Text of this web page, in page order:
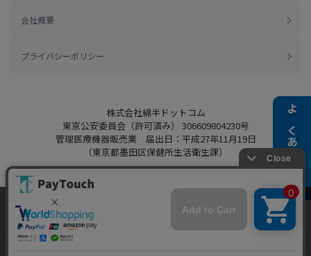
よくある質問
会社概要
プライバシーポリシー
株式会社綿半ドットコム
東京公安委員会（許可済み） 306609804230号
管理医療機器販売業 届出日：平成27年11月19日
（東京都墨田区保健所生活衛生課）
Copyright 2022
Powered by Watahan Partners Co., Ltd.
当ウェブサイトでは、お客様により良いサービス
をご提供するため、クッキーを利用しています。
サイト利用を継続することにより、クッキーの使
同意する